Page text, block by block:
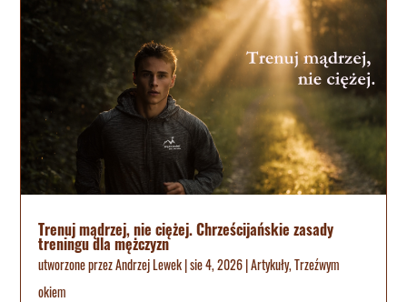
Trenuj mądrzej, nie ciężej. Chrześcijańskie zasady
treningu dla mężczyzn
utworzone przezAndrzej Lewek|sie 4, 2026|Artykuły,Trzeźwym
okiem